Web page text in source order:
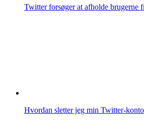
Twitter forsøger at afholde brugerne
Hvordan sletter jeg min Twitter-